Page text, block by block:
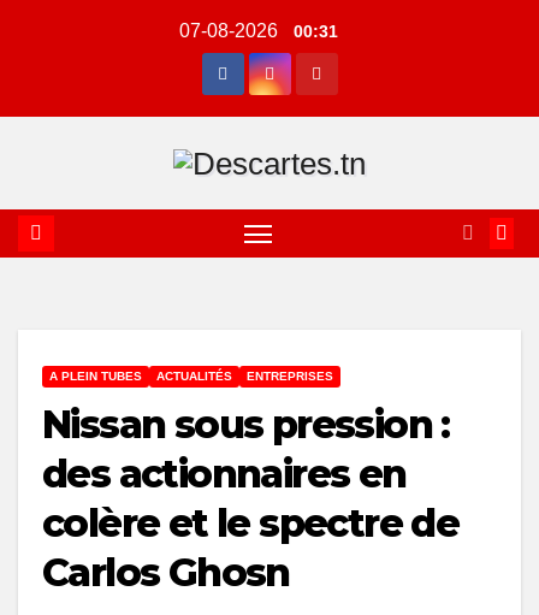
07-08-2026 00:31
A PLEIN TUBES ACTUALITÉS ENTREPRISES
Nissan sous pression :
des actionnaires en
colère et le spectre de
Carlos Ghosn